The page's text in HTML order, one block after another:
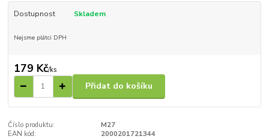
Dostupnost Skladem
Nejsme plátci DPH
179 Kč/ks
Přidat do košíku
Číslo produktu:
M27
EAN kód:
2000201721344